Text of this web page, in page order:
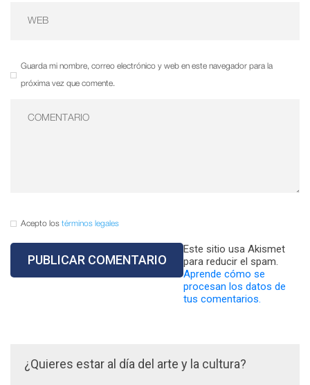
Guarda mi nombre, correo electrónico y web en este navegador para la
próxima vez que comente.
Acepto los términos legales
Este sitio usa Akismet
para reducir el spam.
Aprende cómo se
procesan los datos de
tus comentarios.
¿Quieres estar al día del arte y la cultura?